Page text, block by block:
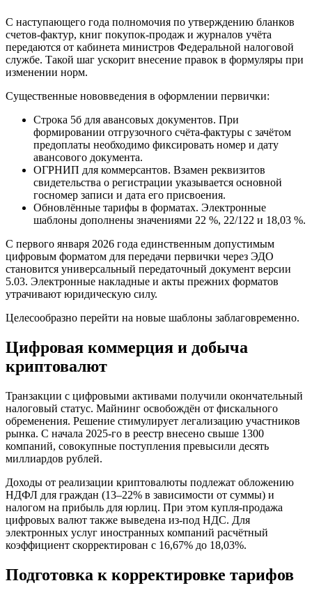
С наступающего года полномочия по утверждению бланков
счетов‑фактур, книг покупок‑продаж и журналов учёта
передаются от кабинета министров Федеральной налоговой
службе. Такой шаг ускорит внесение правок в формуляры при
изменении норм.
Существенные нововведения в оформлении первички:
Строка 5б для авансовых документов. При
формировании отгрузочного счёта‑фактуры с зачётом
предоплаты необходимо фиксировать номер и дату
авансового документа.
ОГРНИП для коммерсантов. Взамен реквизитов
свидетельства о регистрации указывается основной
госномер записи и дата его присвоения.
Обновлённые тарифы в форматах. Электронные
шаблоны дополнены значениями 22 %, 22/122 и 18,03 %.
С первого января 2026 года единственным допустимым
цифровым форматом для передачи первички через ЭДО
становится универсальный передаточный документ версии
5.03. Электронные накладные и акты прежних форматов
утрачивают юридическую силу.
Целесообразно перейти на новые шаблоны заблаговременно.
Цифровая коммерция и добыча
криптовалют
Транзакции с цифровыми активами получили окончательный
налоговый статус. Майнинг освобождён от фискального
обременения. Решение стимулирует легализацию участников
рынка. С начала 2025-го в реестр внесено свыше 1300
компаний, совокупные поступления превысили десять
миллиардов рублей.
Доходы от реализации криптовалюты подлежат обложению
НДФЛ для граждан (13–22% в зависимости от суммы) и
налогом на прибыль для юрлиц. При этом купля-продажа
цифровых валют также выведена из-под НДС. Для
электронных услуг иностранных компаний расчётный
коэффициент скорректирован с 16,67% до 18,03%.
Подготовка к корректировке тарифов